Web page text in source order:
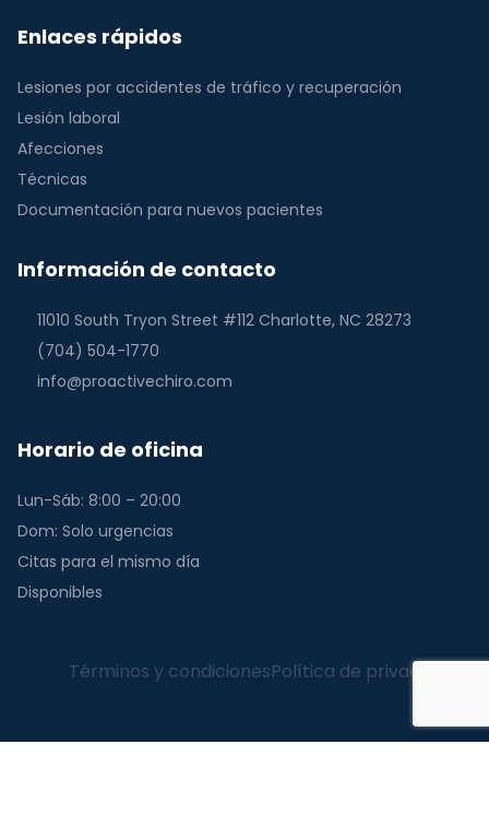
Enlaces rápidos
Lesiones por accidentes de tráfico y recuperación
Lesión laboral
Afecciones
Técnicas
Documentación para nuevos pacientes
Información de contacto
11010 South Tryon Street #112 Charlotte, NC 28273
(704) 504-1770
info@proactivechiro.com
Horario de oficina
Lun-Sáb: 8:00 – 20:00
Dom: Solo urgencias
Citas para el mismo día
Disponibles
Términos y condicionesPolítica de privacidad